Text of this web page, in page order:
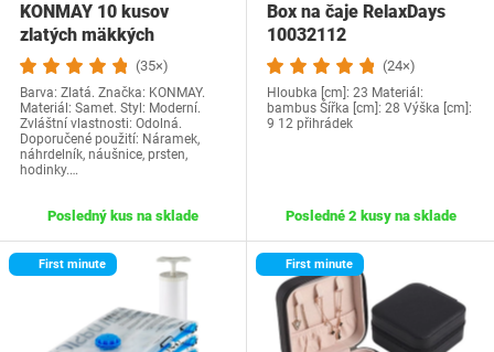
KONMAY 10 kusov
zlatých mäkkých
zamatových vreciek na…
(35×)
Barva: Zlatá. Značka: KONMAY.
Materiál: Samet. Styl: Moderní.
Zvláštní vlastnosti: Odolná.
Doporučené použití: Náramek,
náhrdelník, náušnice, prsten,
hodinky.…
Posledný kus na sklade
Box na čaje RelaxDays
10032112
(24×)
Hloubka [cm]: 23 Materiál:
bambus Šířka [cm]: 28 Výška [cm]:
9 12 přihrádek
Posledné 2 kusy na sklade
First minute First minute